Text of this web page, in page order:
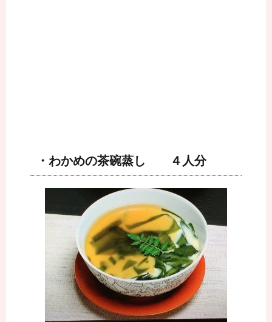
・わかめの茶碗蒸し ４人分